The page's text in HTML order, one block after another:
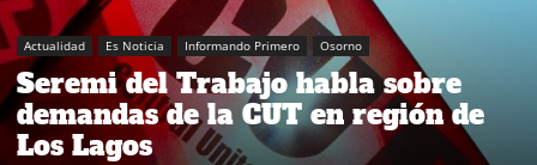
Actualidad Es Noticia Informando Primero Osorno
Seremi del Trabajo habla sobre
demandas de la CUT en región de
Los Lagos